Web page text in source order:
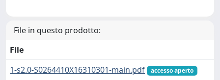
File in questo prodotto:
File
1-s2.0-S0264410X16310301-main.pdf
accesso aperto